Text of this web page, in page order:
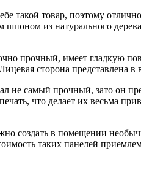
такой товар, поэтому
из натурального
прочный, имеет гладкую
сторона представлена
самый прочный, зато он
что делает их весьма
создать в помещении
таких панелей